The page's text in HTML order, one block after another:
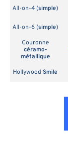
All-on-4 (simple)
All-on-6 (simple)
Couronne
céramo-
métallique
Hollywood Smile